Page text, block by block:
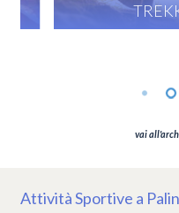
vai
Attività Sportive a